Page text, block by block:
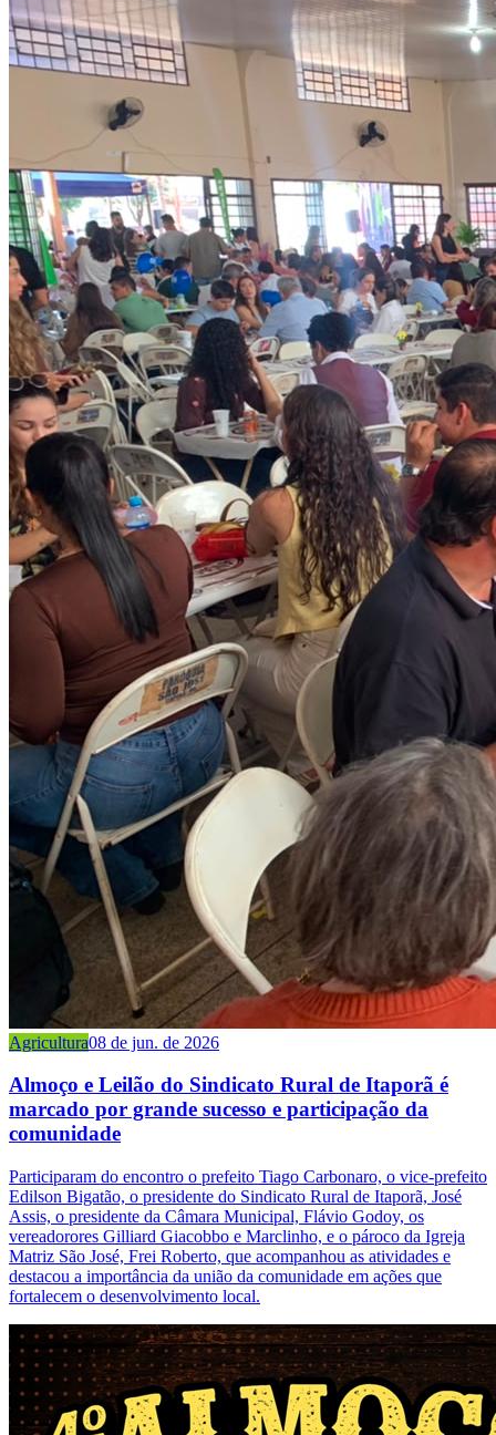
Agricultura08 de jun. de 2026
Almoço e Leilão do Sindicato Rural de Itaporã é
marcado por grande sucesso e participação da
comunidade
Participaram do encontro o prefeito Tiago Carbonaro, o vice-prefeito
Edilson Bigatão, o presidente do Sindicato Rural de Itaporã, José
Assis, o presidente da Câmara Municipal, Flávio Godoy, os
vereadorores Gilliard Giacobbo e Marclinho, e o pároco da Igreja
Matriz São José, Frei Roberto, que acompanhou as atividades e
destacou a importância da união da comunidade em ações que
fortalecem o desenvolvimento local.